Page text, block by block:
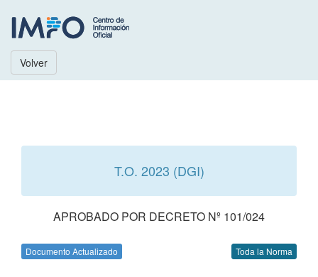
Volver
T.O. 2023 (DGI)
APROBADO POR DECRETO Nº 101/024
Documento Actualizado Toda la Norma